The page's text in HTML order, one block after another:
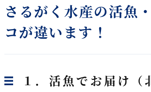
さるがく水産の活魚
コが違います！
１．活魚でお届け（